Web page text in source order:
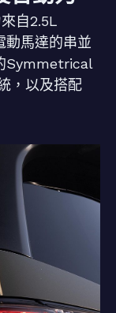
自2.5L
動馬達的串並
Symmetrical
，以及搭配